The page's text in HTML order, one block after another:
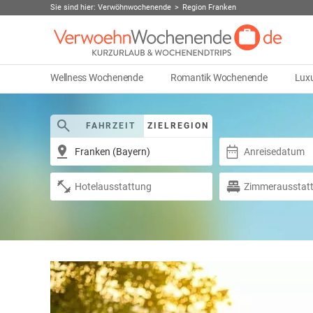
Sie sind hier: Verwöhnwochenende Region Franken
Wellness Wochenende Romantik Wochenende
FAHRZEIT ZIELREGION